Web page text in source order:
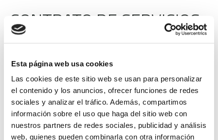
Esta página web usa cookies
Las cookies de este sitio web se usan para personalizar
el contenido y los anuncios, ofrecer funciones de redes
sociales y analizar el tráfico. Además, compartimos
información sobre el uso que haga del sitio web con
nuestros partners de redes sociales, publicidad y análisis
web, quienes pueden combinarla con otra información
CONTRATO DE SERVICIOS
DE MANTENIMIENTO DEL
SISTEMA DE SANCIONES
POR SEMÁFORO ROJO
DETECTADAS MEDIANTE
CÁMARA FIJA